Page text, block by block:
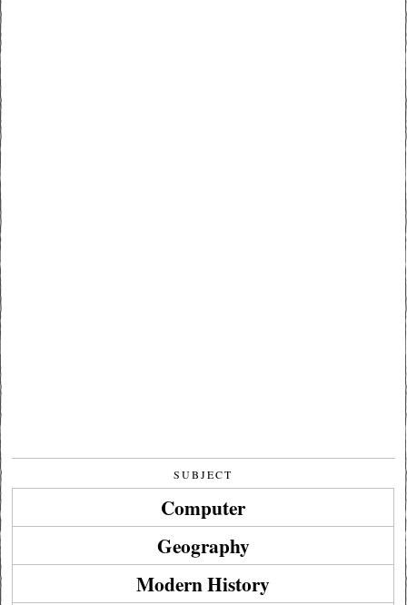
SUBJECT
Computer
Geography
Modern History